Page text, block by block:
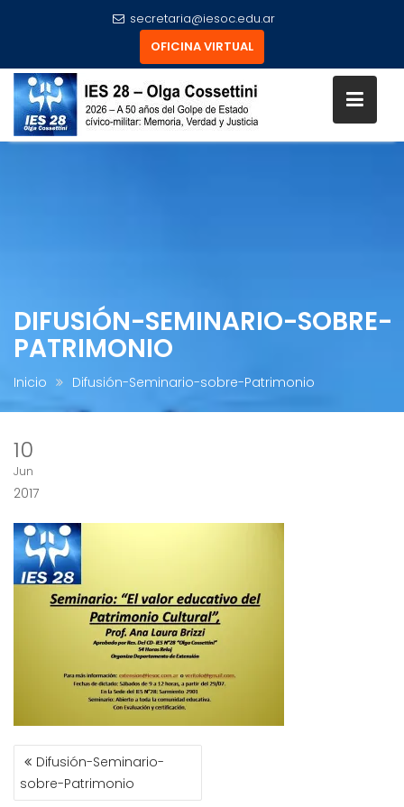
secretaria@iesoc.edu.ar
OFICINA VIRTUAL
DIFUSIÓN-SEMINARIO-SOBRE-
PATRIMONIO
Inicio Difusión-Seminario-sobre-Patrimonio
10
Jun
2017
NAVEGACIÓN
DE
ENTRADAS
Difusión-Seminario-
sobre-Patrimonio